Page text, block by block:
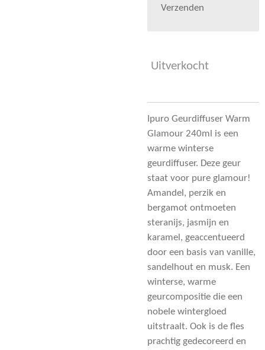
Verzenden
Uitverkocht
Ipuro Geurdiffuser Warm
Glamour 240ml is een
warme winterse
geurdiffuser. Deze geur
staat voor pure glamour!
Amandel, perzik en
bergamot ontmoeten
steranijs, jasmijn en
karamel, geaccentueerd
door een basis van vanille,
sandelhout en musk. Een
winterse, warme
geurcompositie die een
nobele wintergloed
uitstraalt. Ook is de fles
prachtig gedecoreerd en